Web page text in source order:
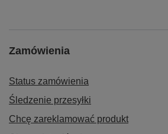
Zamówienia
Status zamówienia
Śledzenie przesyłki
Chcę zareklamować produkt